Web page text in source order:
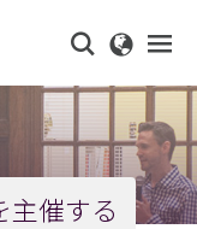
主催する